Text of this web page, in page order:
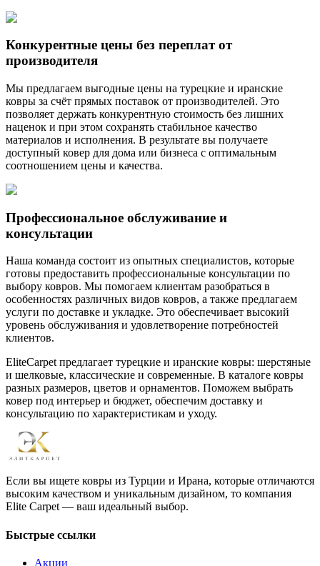
Конкурентные цены без переплат от
производителя
Мы предлагаем выгодные цены на турецкие и иранские
ковры за счёт прямых поставок от производителей. Это
позволяет держать конкурентную стоимость без лишних
наценок и при этом сохранять стабильное качество
материалов и исполнения. В результате вы получаете
доступный ковер для дома или бизнеса с оптимальным
соотношением цены и качества.
Профессиональное обслуживание и
консультации
Наша команда состоит из опытных специалистов, которые
готовы предоставить профессиональные консультации по
выбору ковров. Мы помогаем клиентам разобраться в
особенностях различных видов ковров, а также предлагаем
услуги по доставке и укладке. Это обеспечивает высокий
уровень обслуживания и удовлетворение потребностей
клиентов.
EliteCarpet предлагает турецкие и иранские ковры: шерстяные
и шелковые, классические и современные. В каталоге ковры
разных размеров, цветов и орнаментов. Поможем выбрать
ковер под интерьер и бюджет, обеспечим доставку и
консультацию по характеристикам и уходу.
Если вы ищете ковры из Турции и Ирана, которые отличаются
высоким качеством и уникальным дизайном, то компания
Elite Carpet — ваш идеальный выбор.
Быстрые ссылки
Акции